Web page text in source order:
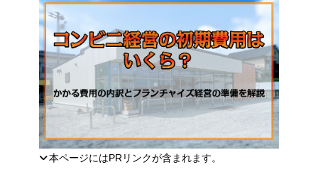
本ページにはPRリンクが含まれます。